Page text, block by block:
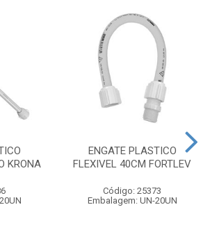
KRONA
ENGATE PLASTICO
FLEXIVEL 40CM FORTLEV
Código: 25373
Embalagem: UN-20UN